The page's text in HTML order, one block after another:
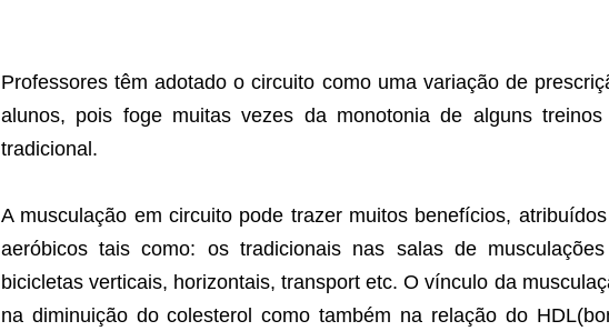
Professores têm adotado o circuito como uma variação de
alunos, pois foge muitas vezes da monotonia de alguns
tradicional.
A musculação em circuito pode trazer muitos benefícios,
aeróbicos tais como: os tradicionais nas salas de
bicicletas verticais, horizontais, transport etc. O vínculo da
na diminuição do colesterol como também na relação do